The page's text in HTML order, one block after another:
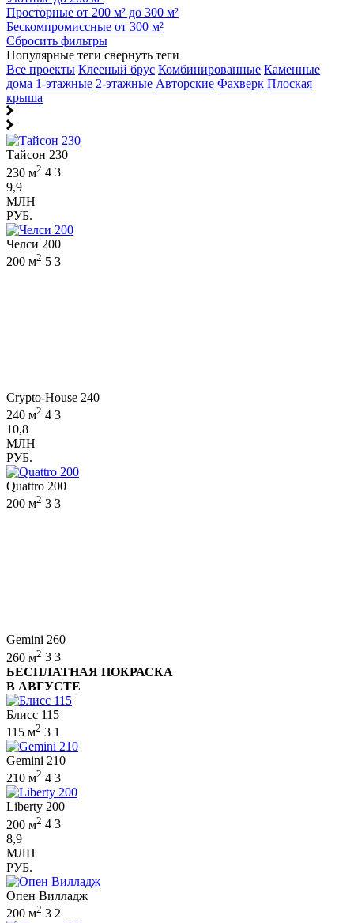
Просторные от 200 м² до 300 м²
Бескомпромиссные от 300 м²
Сбросить фильтры
Популярные теги свернуть теги
Все проекты Клееный брус Комбинированные Каменные
дома 1-этажные 2-этажные Авторские Фахверк Плоская
крыша
Тайсон 230
230 м2 4 3
9,9
МЛН
РУБ.
Челси 200
200 м2 5 3
Crypto-House 240
240 м2 4 3
10,8
МЛН
РУБ.
Quattro 200
200 м2 3 3
Gemini 260
260 м2 3 3
БЕСПЛАТНАЯ ПОКРАСКА
В АВГУСТЕ
Блисс 115
115 м2 3 1
Gemini 210
210 м2 4 3
Liberty 200
200 м2 4 3
8,9
МЛН
РУБ.
Опен Вилладж
200 м2 3 2